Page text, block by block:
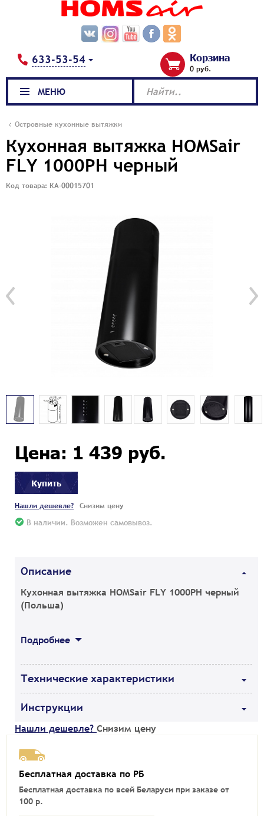
633-53-54 Корзина
0 руб.
Островные кухонные вытяжки
Кухонная вытяжка HOMSair
FLY 1000PH черный
Код товара: КА-00015701
Цена: 1 439 руб.
Купить
Нашли дешевле? Снизим цену
В наличии. Возможен самовывоз.
Описание
Кухонная вытяжка HOMSair FLY 1000PH черный
(Польша)
Подробнее
Технические характеристики
Инструкции
Нашли дешевле? Снизим цену
Бесплатная доставка по РБ
Бесплатная доставка по всей Беларуси при заказе от
100 р.
МЕНЮ Найти..